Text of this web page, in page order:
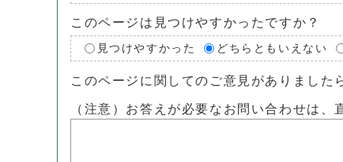
このページは見つけやすかったですか？
見つけやすかった どちらともいえない
このページに関してのご意見がありました
（注意）お答えが必要なお問い合わせは